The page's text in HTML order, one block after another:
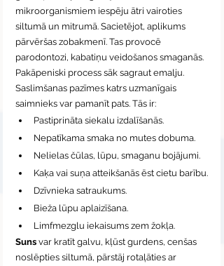
mikroorganismiem iespēju ātri vairoties
siltumā un mitrumā. Sacietējot, aplikums
pārvēršas zobakmenī. Tas provocē
parodontozi, kabatiņu veidošanos smaganās.
Pakāpeniski process sāk sagraut emalju.
Saslimšanas pazīmes katrs uzmanīgais
saimnieks var pamanīt pats. Tās ir:
Pastiprināta siekalu izdalīšanās.
Nepatīkama smaka no mutes dobuma.
Nelielas čūlas, lūpu, smaganu bojājumi.
Kaķa vai suņa atteikšanās ēst cietu barību.
Dzīvnieka satraukums.
Bieža lūpu aplaizīšana.
Limfmezglu iekaisums zem žokļa.
Suns var kratīt galvu, kļūst gurdens, cenšas
noslēpties siltumā, pārstāj rotaļāties ar